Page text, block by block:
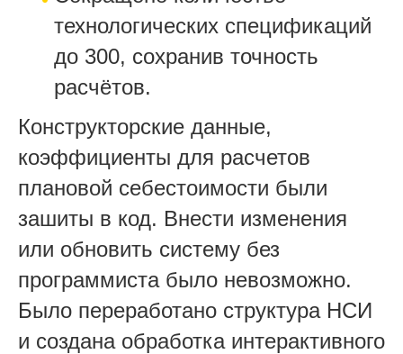
технологических спецификаций
до 300, сохранив точность
расчётов.
Конструкторские данные,
коэффициенты для расчетов
плановой себестоимости были
зашиты в код. Внести изменения
или обновить систему без
программиста было невозможно.
Было переработано структура НСИ
и создана обработка интерактивного